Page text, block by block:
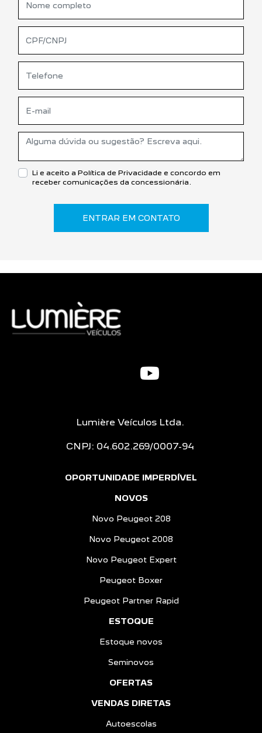
Li e aceito a Política de Privacidade e concordo em
receber comunicações da concessionária.
ENTRAR EM CONTATO
Lumière Veículos Ltda.
CNPJ: 04.602.269/0007-94
OPORTUNIDADE IMPERDÍVEL
NOVOS
Novo Peugeot 208
Novo Peugeot 2008
Novo Peugeot Expert
Peugeot Boxer
Peugeot Partner Rapid
ESTOQUE
Estoque novos
Seminovos
OFERTAS
VENDAS DIRETAS
Autoescolas